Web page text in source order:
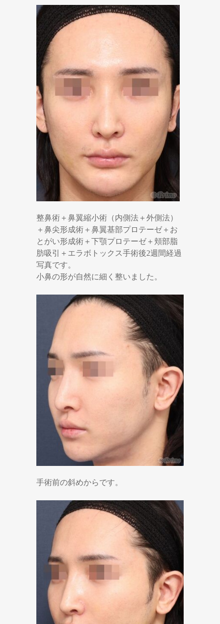
整鼻術＋鼻翼縮小術（内側法＋外側法）
＋鼻尖形成術＋鼻翼基部プロテーゼ＋お
とがい形成術＋下顎プロテーゼ＋頬部脂
肪吸引＋エラボトックス手術後2週間経過
写真です。
小鼻の形が自然に細く整いました。
手術前の斜めからです。